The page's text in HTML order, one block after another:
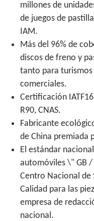
millones de
de juegos de
IAM.
Más del 96% de
discos de freno y
tanto para
comerciales.
Certificación
R90, CNAS.
Fabricante
de China premiada
El estándar
automóviles \" GB /
Centro Nacional de
Calidad para las
empresa de
nacional.